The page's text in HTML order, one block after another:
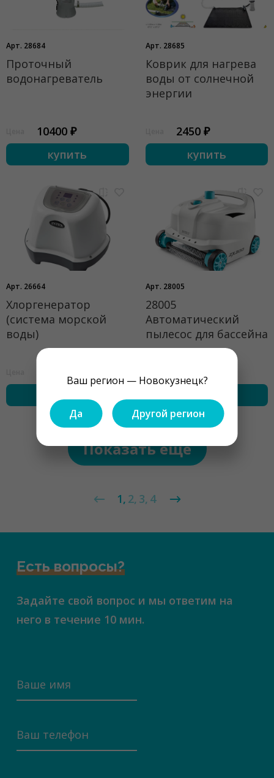
Ваш регион — Новокузнецк?
Да Другой регион
Арт. 28684
Проточный
водонагреватель
10400 ₽
купить
Арт. 28685
Коврик для нагрева
воды от солнечной
энергии
2450 ₽
купить
Арт. 26664
Хлоргенератор
(система морской
воды)
Арт. 28005
28005
Автоматический
пылесос для бассейна
Показать ещё
1 2 3 4
Есть вопросы?
Задайте свой вопрос и мы ответим на
него в течение 10 мин.